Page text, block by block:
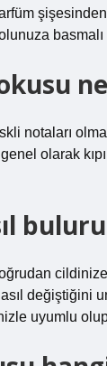
notaları
olarak
değiştiğini
uyumlu olup